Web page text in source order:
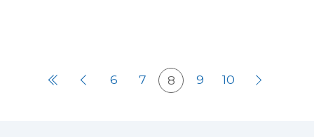
6 7 8 9 10